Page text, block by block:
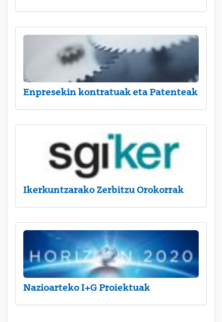
Enpresekin kontratuak eta Patenteak
Ikerkuntzarako Zerbitzu Orokorrak
Nazioarteko I+G Proiektuak